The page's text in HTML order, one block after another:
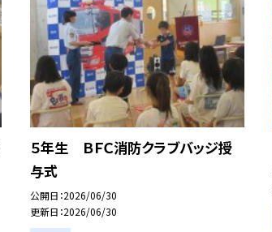
５年生 ＢＦＣ消防クラブバッジ授
与式
公開日 2026/06/30
更新日 2026/06/30